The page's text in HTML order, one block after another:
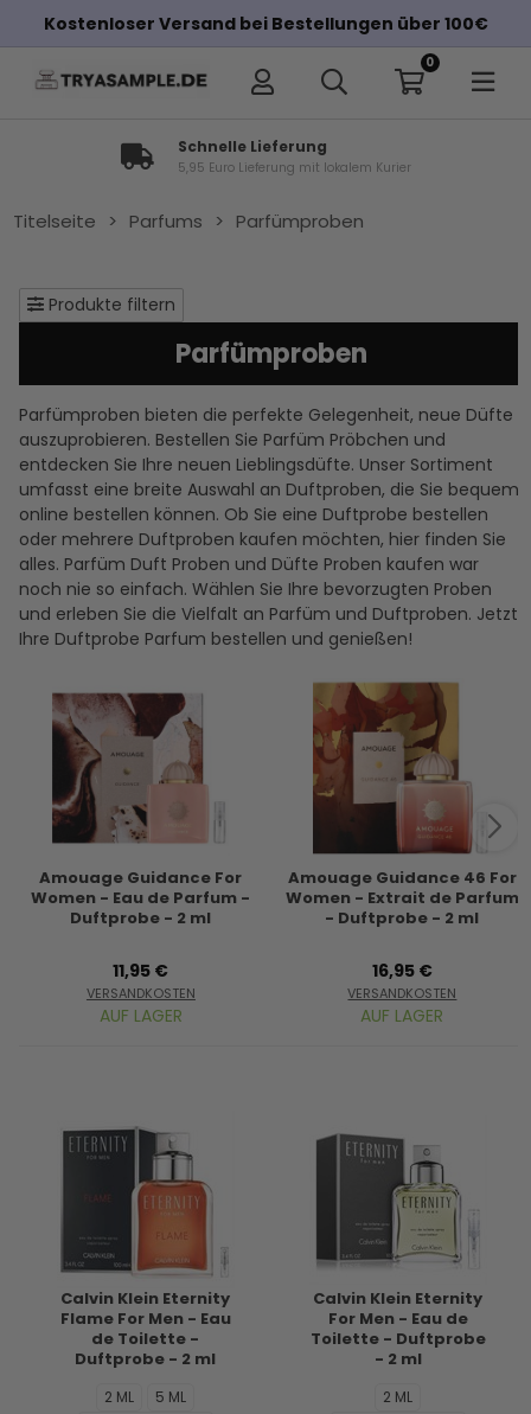
Kostenloser Versand bei Bestellungen über 100€
0
30 Tage Rückgaberecht
bei Unzufriedenheit
Titelseite > Parfums > Parfümproben
Produkte filtern
Parfümproben
Parfümproben bieten die perfekte Gelegenheit, neue Düfte
auszuprobieren. Bestellen Sie Parfüm Pröbchen und
entdecken Sie Ihre neuen Lieblingsdüfte. Unser Sortiment
umfasst eine breite Auswahl an Duftproben, die Sie bequem
online bestellen können. Ob Sie eine Duftprobe bestellen
oder mehrere Duftproben kaufen möchten, hier finden Sie
alles. Parfüm Duft Proben und Düfte Proben kaufen war
noch nie so einfach. Wählen Sie Ihre bevorzugten Proben
und erleben Sie die Vielfalt an Parfüm und Duftproben. Jetzt
Ihre Duftprobe Parfum bestellen und genießen!
Amouage Guidance For
Women - Eau de Parfum -
Duftprobe - 2 ml
11,95 €
VERSANDKOSTEN
AUF LAGER
Amouage Guidance 46 For
Women - Extrait de Parfum
- Duftprobe - 2 ml
16,95 €
VERSANDKOSTEN
AUF LAGER
Calvin Klein Eternity
Flame For Men - Eau
de Toilette -
Duftprobe - 2 ml
2 ML
5 ML
Calvin Klein Eternity
For Men - Eau de
Toilette - Duftprobe
- 2 ml
2 ML